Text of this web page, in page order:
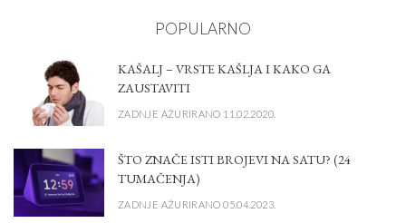
POPULARNO
KAŠALJ – VRSTE KAŠLJA I KAKO GA
ZAUSTAVITI
ZADNJE AŽURIRANO 11.02.2020.
ŠTO ZNAČE ISTI BROJEVI NA SATU? (24
TUMAČENJA)
ZADNJE AŽURIRANO 05.04.2023.